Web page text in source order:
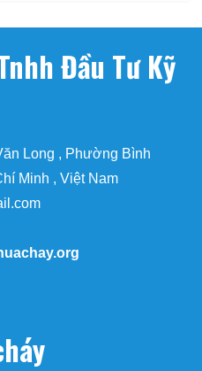
Đầu Tư Kỹ
Long , Phường Bình
Minh , Việt Nam